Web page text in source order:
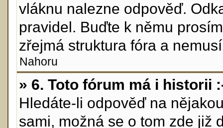
vláknu nalezne odpověď.
pravidel. Buďte k němu
zřejmá struktura fóra a
Nahoru
» 6. Toto fórum má i historii
Hledáte-li odpověď na
sami, možná se o tom zde již